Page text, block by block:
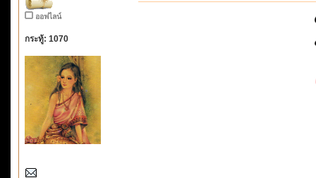
ออฟไลน์
กระทู้: 1070